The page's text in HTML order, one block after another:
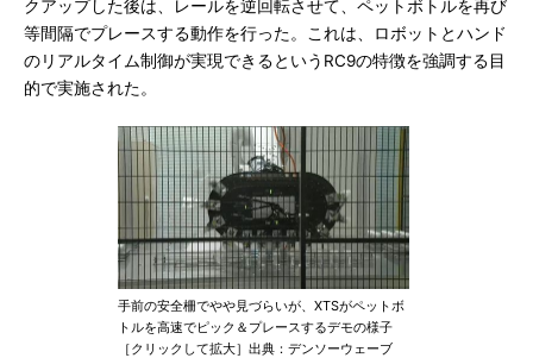
クアップした後は、レールを逆回転させて、ペットボトルを再び
等間隔でプレースする動作を行った。これは、ロボットとハンド
のリアルタイム制御が実現できるというRC9の特徴を強調する目
的で実施された。
手前の安全柵でやや見づらいが、XTSがペットボ
トルを高速でピック＆プレースするデモの様子
［クリックして拡大］出典：デンソーウェーブ